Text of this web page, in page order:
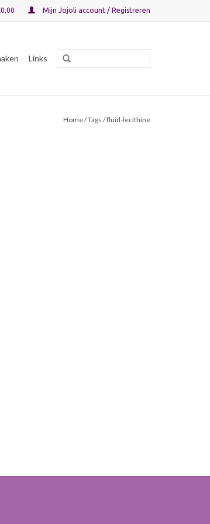
Mijn Jojoli account / Registreren
Links
Home/Tags / fluid-lecithine